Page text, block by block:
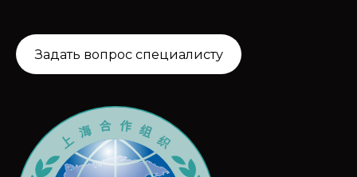
Задать вопрос специалисту